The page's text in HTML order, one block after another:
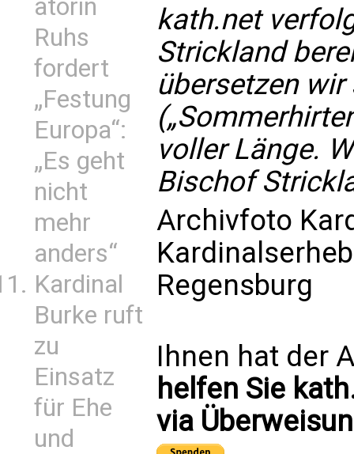
atorin
Ruhs
fordert
„Festung
Europa“:
„Es geht
nicht
mehr
anders“
Kardinal
Burke ruft
zu
Einsatz
für Ehe
und
kath.net
Strickland
übersetzen
voller Länge.
Bischof
Archivfoto
Regensburg
Ihnen hat der
helfen Sie
via